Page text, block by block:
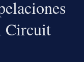
Circuit